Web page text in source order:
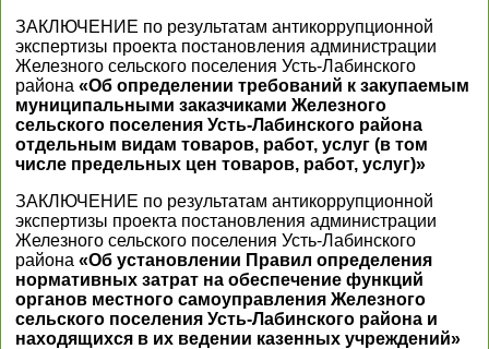
ЗАКЛЮЧЕНИЕ по результатам антикоррупционной
экспертизы проекта постановления администрации
Железного сельского поселения Усть-Лабинского
района «Об определении требований к закупаемым
муниципальными заказчиками Железного
сельского поселения Усть-Лабинского района
отдельным видам товаров, работ, услуг (в том
числе предельных цен товаров, работ, услуг)»
ЗАКЛЮЧЕНИЕ по результатам антикоррупционной
экспертизы проекта постановления администрации
Железного сельского поселения Усть-Лабинского
района «Об установлении Правил определения
нормативных затрат на обеспечение функций
органов местного самоуправления Железного
сельского поселения Усть-Лабинского района и
находящихся в их ведении казенных учреждений»